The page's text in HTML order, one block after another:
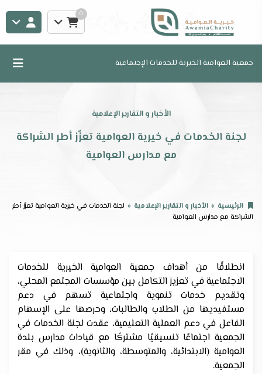
0
جمعية العوامية الخيرية للخدمات الإجتماعية
الأخبار و التقارير الإعلامية
لجنة الخدمات في خيرية العوامية تعزّز أطر الشراكة
مع مدارس العوامية
الرئيسية الأخبار و التقارير الإعلامية
لجنة الخدمات في خيرية العوامية تعزّز أطر
الشراكة مع مدارس العوامية
انطلاقًا من أهداف جمعية العوامية الخيرية للخدمات
الاجتماعية في تعزيز التكامل بين مؤسسات المجتمع المحلي،
وتقديم خدمات تنموية واجتماعية تسهم في دعم
مستفيديها من الطلاب والطالبات، وحرصها على الإسهام
الفاعل في دعم العملية التعليمية، عقدت لجنة الخدمات في
الجمعية اجتماعًا تنسيقيًا مشتركًا مع قيادات مدارس بلدة
العوامية (الابتدائية، والمتوسطة، والثانوية)، وذلك في مقر
الجمعية.